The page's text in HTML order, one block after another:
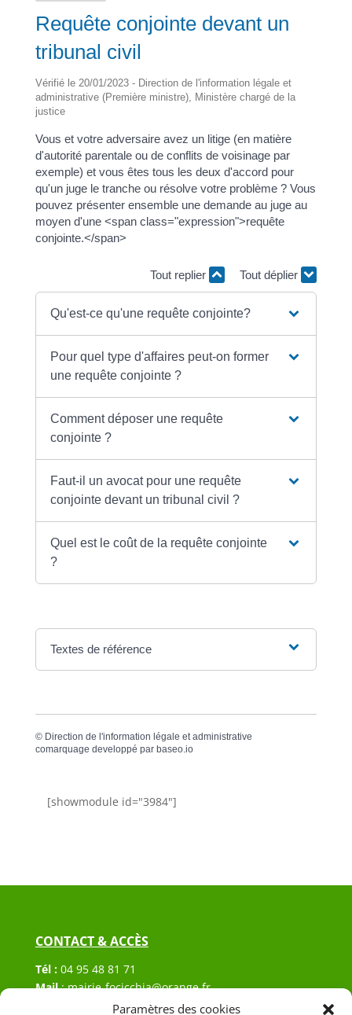
Paramètres des cookies
Requête conjointe devant un
tribunal civil
Vérifié le 20/01/2023 - Direction de l'information légale et
administrative (Première ministre), Ministère chargé de la
justice
Vous et votre adversaire avez un litige (en matière
d'autorité parentale ou de conflits de voisinage par
exemple) et vous êtes tous les deux d'accord pour
qu'un juge le tranche ou résolve votre problème ? Vous
pouvez présenter ensemble une demande au juge au
moyen d'une <span class="expression">requête
conjointe.</span>
Tout replier Tout déplier
Qu'est-ce qu'une requête conjointe?
Pour quel type d'affaires peut-on former
une requête conjointe ?
Comment déposer une requête
conjointe ?
Faut-il un avocat pour une requête
conjointe devant un tribunal civil ?
Quel est le coût de la requête conjointe
?
Textes de référence
© Direction de l'information légale et administrative
comarquage developpé par baseo.io
[showmodule id="3984"]
CONTACT & ACCÈS
Tél : 04 95 48 81 71
Mail:mairie-focicchia@orange.fr
Hôtel de ville de Focicchia